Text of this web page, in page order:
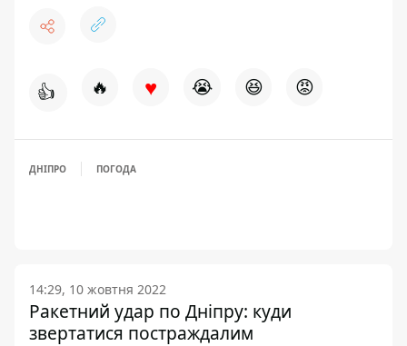
👍 🔥 ♥ 😭 😆 😡
ДНІПРО ПОГОДА
14:29, 10 жовтня 2022
Ракетний удар по Дніпру: куди
звертатися постраждалим